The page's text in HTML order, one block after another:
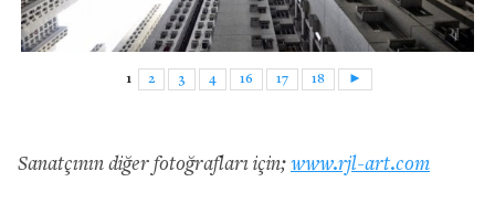
1 2 3 4 16 17 18 ►
Sanatçının diğer fotoğrafları için; www.rjl-art.com